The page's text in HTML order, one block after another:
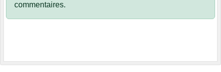
commentaires.